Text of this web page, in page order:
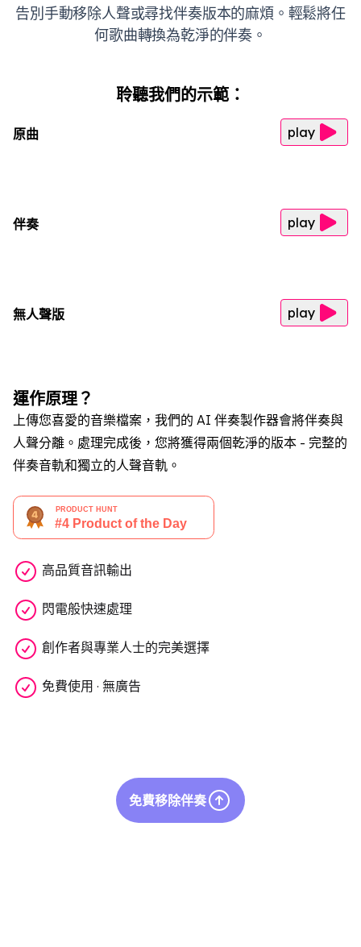
告別手動移除人聲或尋找伴奏版本的麻煩。輕鬆將任
何歌曲轉換為乾淨的伴奏。
聆聽我們的示範：
原曲 play
伴奏 play
無人聲版 play
運作原理？
上傳您喜愛的音樂檔案，我們的 AI 伴奏製作器會將伴奏與
人聲分離。處理完成後，您將獲得兩個乾淨的版本 - 完整的
伴奏音軌和獨立的人聲音軌。
高品質音訊輸出
閃電般快速處理
創作者與專業人士的完美選擇
免費使用 · 無廣告
免費移除伴奏